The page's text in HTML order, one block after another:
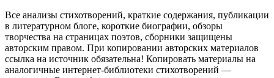
Все анализы стихотворений, краткие содержания, публикации
в литературном блоге, короткие биографии, обзоры
творчества на страницах поэтов, сборники защищены
авторским правом. При копировании авторских материалов
ссылка на источник обязательна! Копировать материалы на
аналогичные интернет-библиотеки стихотворений —